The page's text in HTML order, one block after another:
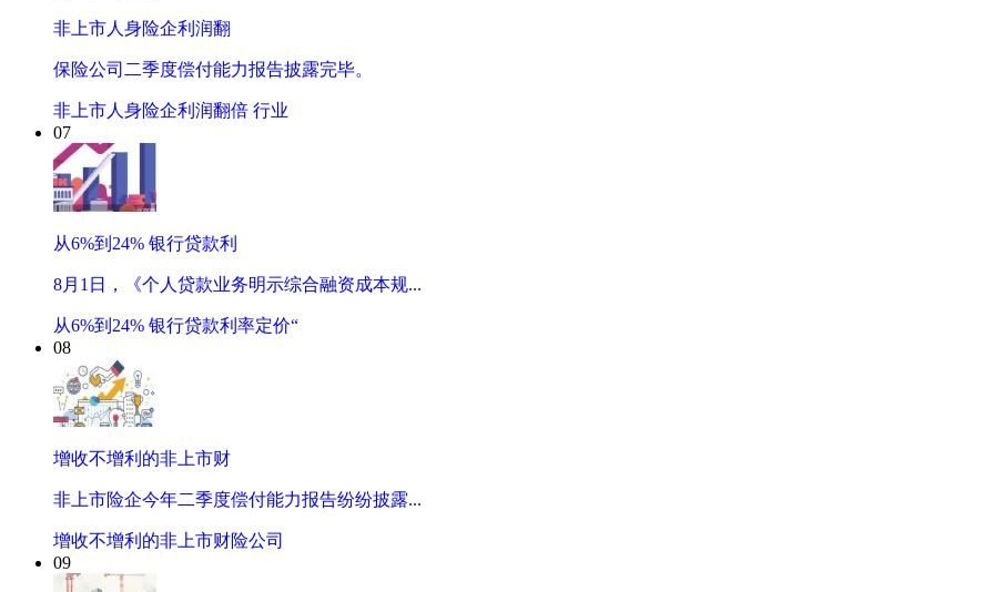
非上市人身险企利润翻
保险公司二季度偿付能力报告披露完毕。
非上市人身险企利润翻倍 行业
07
从6%到24% 银行贷款利
8月1日，《个人贷款业务明示综合融资成本规...
从6%到24% 银行贷款利率定价“
08
增收不增利的非上市财
非上市险企今年二季度偿付能力报告纷纷披露...
增收不增利的非上市财险公司
09